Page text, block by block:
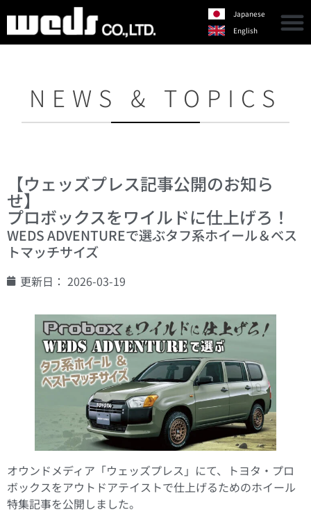
Japanese
English
NEWS & TOPICS
【ウェッズプレス記事公開のお知ら
せ】
プロボックスをワイルドに仕上げろ！
WEDS ADVENTUREで選ぶタフ系ホイール＆ベス
トマッチサイズ
更新日： 2026-03-19
オウンドメディア「ウェッズプレス」にて、トヨタ・プロ
ボックスをアウトドアテイストで仕上げるためのホイール
特集記事を公開しました。